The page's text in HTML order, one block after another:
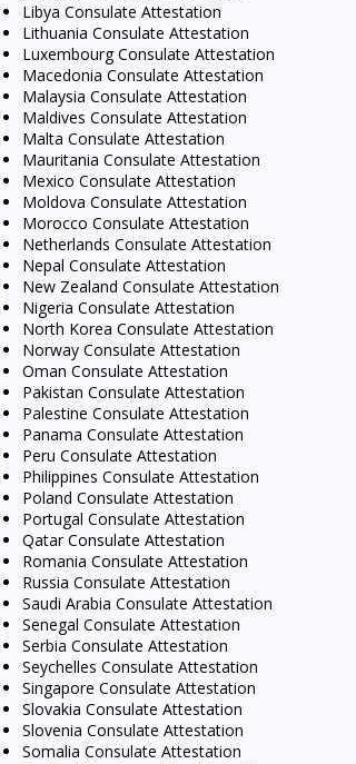
Libya Consulate Attestation
Lithuania Consulate Attestation
Luxembourg Consulate Attestation
Macedonia Consulate Attestation
Malaysia Consulate Attestation
Maldives Consulate Attestation
Malta Consulate Attestation
Mauritania Consulate Attestation
Mexico Consulate Attestation
Moldova Consulate Attestation
Morocco Consulate Attestation
Netherlands Consulate Attestation
Nepal Consulate Attestation
New Zealand Consulate Attestation
Nigeria Consulate Attestation
North Korea Consulate Attestation
Norway Consulate Attestation
Oman Consulate Attestation
Pakistan Consulate Attestation
Palestine Consulate Attestation
Panama Consulate Attestation
Peru Consulate Attestation
Philippines Consulate Attestation
Poland Consulate Attestation
Portugal Consulate Attestation
Qatar Consulate Attestation
Romania Consulate Attestation
Russia Consulate Attestation
Saudi Arabia Consulate Attestation
Senegal Consulate Attestation
Serbia Consulate Attestation
Seychelles Consulate Attestation
Singapore Consulate Attestation
Slovakia Consulate Attestation
Slovenia Consulate Attestation
Somalia Consulate Attestation